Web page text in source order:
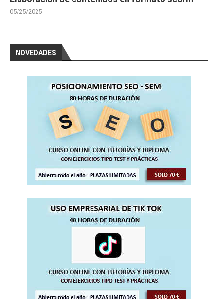
05/25/2025
NOVEDADES